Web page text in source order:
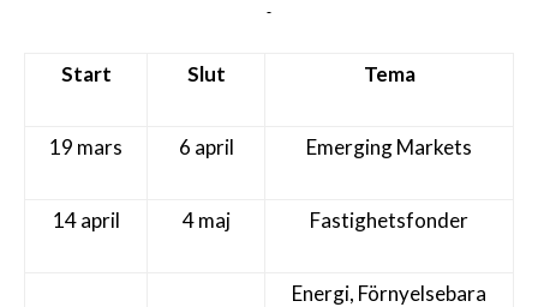
Start Slut Tema
19 mars 6 april Emerging Markets
14 april 4 maj Fastighetsfonder
Energi, Förnyelsebara